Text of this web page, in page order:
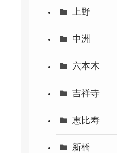
上野
中洲
六本木
吉祥寺
恵比寿
新橋